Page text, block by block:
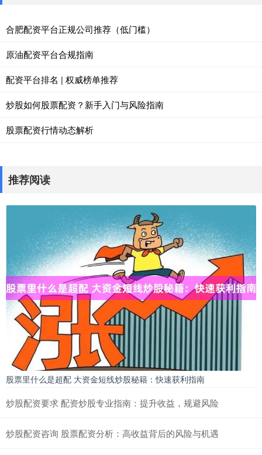
合肥配资平台正规公司推荐（低门槛）
原油配资平台合规指南
配资平台排名 | 权威榜单推荐
炒股如何股票配资？新手入门与风险指南
股票配资行情动态解析
推荐阅读
股票里什么是超配 大资金短线炒股秘籍：快速获利指南
炒股配资要求 配资炒股专业指南：提升收益，规避风险
炒股配资咨询 股票配资分析：高收益背后的风险与机遇